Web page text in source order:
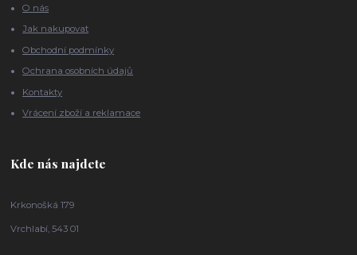
O nás
Jak nakupovat
Obchodní podmínky
Ochrana osobních údajů
Kontakty
Vrácení zboží a reklamace
Kde nás najdete
Krkonošká 179
Vrchlabí, 543 01